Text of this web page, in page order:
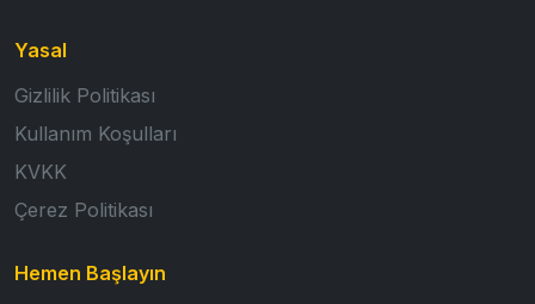
Yasal
Gizlilik Politikası
Kullanım Koşulları
KVKK
Çerez Politikası
Hemen Başlayın